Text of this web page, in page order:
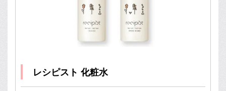
レシピスト 化粧水